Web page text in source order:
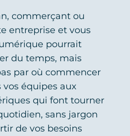
commerçant ou
entreprise et vous
pourrait
du temps, mais
par où commencer
équipes aux
qui font tourner
sans jargon
de vos besoins